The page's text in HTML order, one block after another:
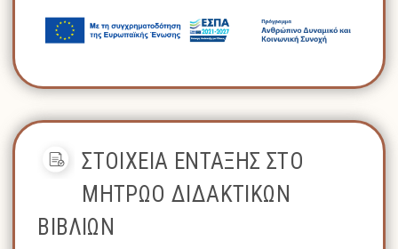
ΣΤΟΙΧΕΙΑ ΕΝΤΑΞΗΣ ΣΤΟ
ΜΗΤΡΩΟ ΔΙΔΑΚΤΙΚΩΝ
ΒΙΒΛΙΩΝ